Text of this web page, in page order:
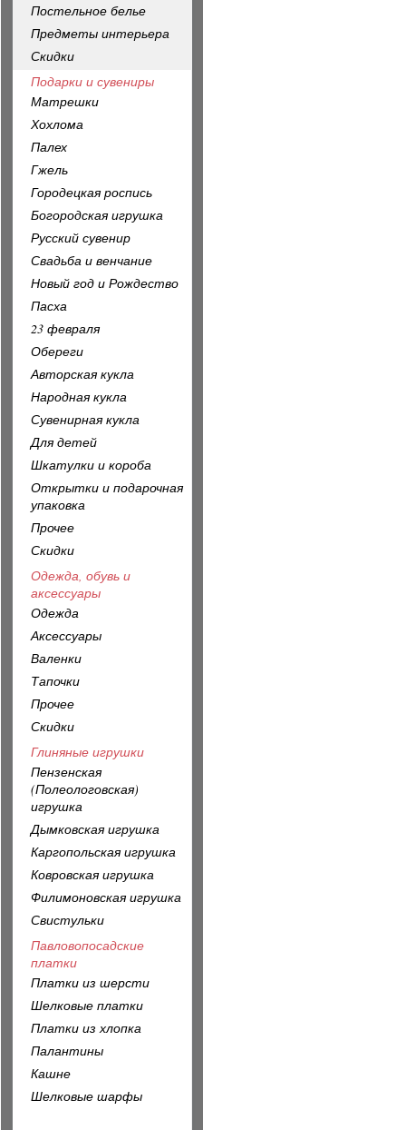
Постельное белье
Предметы интерьера
Скидки
Подарки и сувениры
Матрешки
Хохлома
Палех
Гжель
Городецкая роспись
Богородская игрушка
Русский сувенир
Свадьба и венчание
Новый год и Рождество
Пасха
23 февраля
Обереги
Авторская кукла
Народная кукла
Сувенирная кукла
Для детей
Шкатулки и короба
Открытки и подарочная
упаковка
Прочее
Скидки
Одежда, обувь и
аксессуары
Одежда
Аксессуары
Валенки
Тапочки
Прочее
Скидки
Глиняные игрушки
Пензенская
(Полеологовская)
игрушка
Дымковская игрушка
Каргопольская игрушка
Ковровская игрушка
Филимоновская игрушка
Свистульки
Павловопосадские
платки
Платки из шерсти
Шелковые платки
Платки из хлопка
Палантины
Кашне
Шелковые шарфы